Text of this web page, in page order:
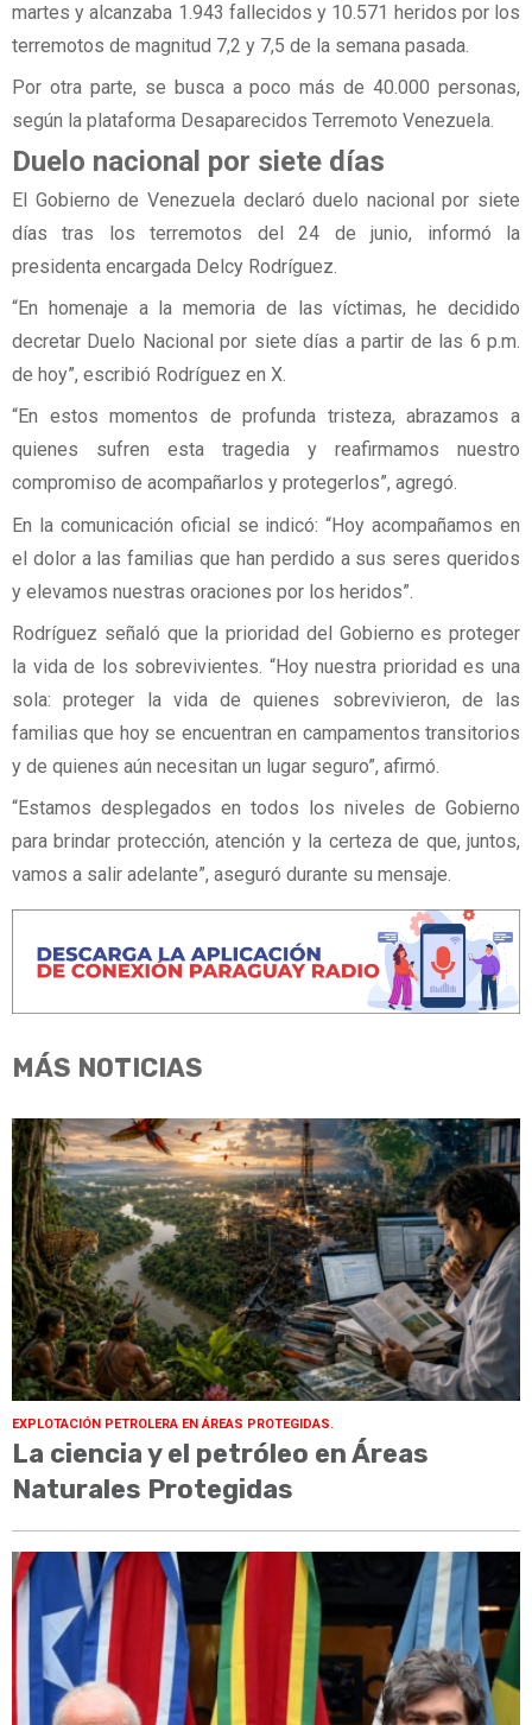
martes y alcanzaba 1.943 fallecidos y 10.571 heridos por los
terremotos de magnitud 7,2 y 7,5 de la semana pasada.
Por otra parte, se busca a poco más de 40.000 personas,
según la plataforma Desaparecidos Terremoto Venezuela.
Duelo nacional por siete días
El Gobierno de Venezuela declaró duelo nacional por siete
días tras los terremotos del 24 de junio, informó la
presidenta encargada Delcy Rodríguez.
“En homenaje a la memoria de las víctimas, he decidido
decretar Duelo Nacional por siete días a partir de las 6 p.m.
de hoy”, escribió Rodríguez en X.
“En estos momentos de profunda tristeza, abrazamos a
quienes sufren esta tragedia y reafirmamos nuestro
compromiso de acompañarlos y protegerlos”, agregó.
En la comunicación oficial se indicó: “Hoy acompañamos en
el dolor a las familias que han perdido a sus seres queridos
y elevamos nuestras oraciones por los heridos”.
Rodríguez señaló que la prioridad del Gobierno es proteger
la vida de los sobrevivientes. “Hoy nuestra prioridad es una
sola: proteger la vida de quienes sobrevivieron, de las
familias que hoy se encuentran en campamentos transitorios
y de quienes aún necesitan un lugar seguro”, afirmó.
“Estamos desplegados en todos los niveles de Gobierno
para brindar protección, atención y la certeza de que, juntos,
vamos a salir adelante”, aseguró durante su mensaje.
MÁS NOTICIAS
EXPLOTACIÓN PETROLERA EN ÁREAS PROTEGIDAS.
La ciencia y el petróleo en Áreas
Naturales Protegidas